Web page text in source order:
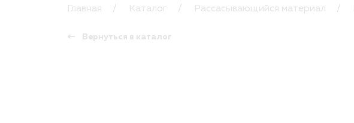
Рассасывающийся материал
Главная Каталог Рассасывающийся материал
Вернуться в каталог